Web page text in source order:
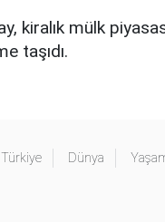
kiralık mülk
taşıdı.
Türkiye Dünya